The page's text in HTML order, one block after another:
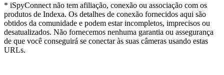
* iSpyConnect não tem afiliação, conexão ou associação com os
produtos de Indexa. Os detalhes de conexão fornecidos aqui são
obtidos da comunidade e podem estar incompletos, imprecisos ou
desatualizados. Não fornecemos nenhuma garantia ou assegurança
de que você conseguirá se conectar às suas câmeras usando estas
URLs.